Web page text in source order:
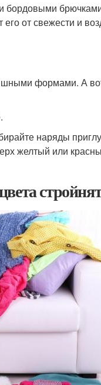
бордовыми
от свежести и
формами. А
наряды
желтый или